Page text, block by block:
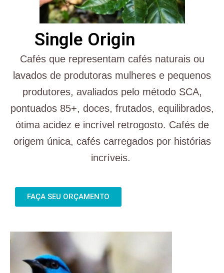
Single Origin
Cafés que representam cafés naturais ou
lavados de produtoras mulheres e pequenos
produtores, avaliados pelo método SCA,
pontuados 85+, doces, frutados, equilibrados,
ótima acidez e incrível retrogosto. Cafés de
origem única, cafés carregados por histórias
incríveis.
FAÇA SEU ORÇAMENTO